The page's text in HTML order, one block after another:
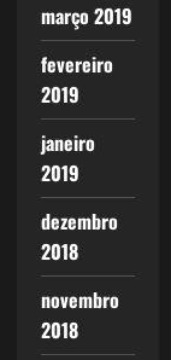
março 2019
fevereiro
2019
janeiro
2019
dezembro
2018
novembro
2018